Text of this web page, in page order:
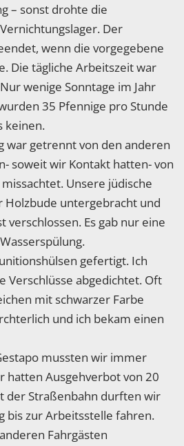
– sonst drohte die
Der
wenn die vorgegebene
Die tägliche Arbeitszeit war
wenige Sonntage im Jahr
35 Pfennige pro Stunde
keinen.
war getrennt von den anderen
soweit wir Kontakt hatten- von
Unsere jüdische
Holzbude untergebracht und
verschlossen. Es gab nur eine
gefertigt. Ich
Verschlüsse abgedichtet. Oft
mit schwarzer Farbe
und ich bekam einen
mussten wir immer
hatten Ausgehverbot von 20
der Straßenbahn durften wir
bis zur Arbeitsstelle fahren.
Fahrgästen